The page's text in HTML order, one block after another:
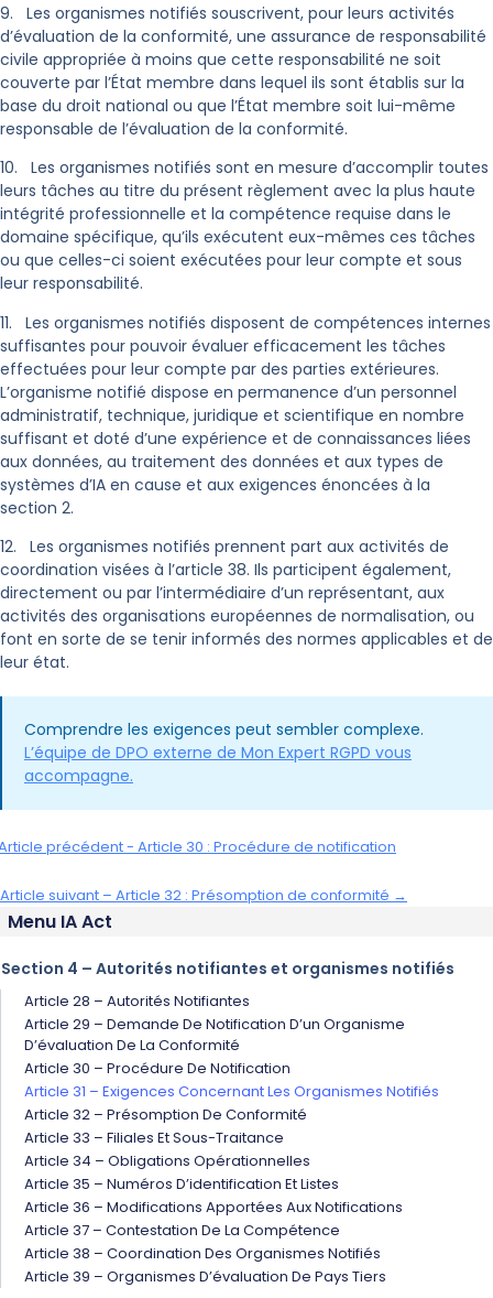
9. Les organismes notifiés souscrivent, pour leurs activités
d’évaluation de la conformité, une assurance de responsabilité
civile appropriée à moins que cette responsabilité ne soit
couverte par l’État membre dans lequel ils sont établis sur la
base du droit national ou que l’État membre soit lui-même
responsable de l’évaluation de la conformité.
10. Les organismes notifiés sont en mesure d’accomplir toutes
leurs tâches au titre du présent règlement avec la plus haute
intégrité professionnelle et la compétence requise dans le
domaine spécifique, qu’ils exécutent eux-mêmes ces tâches
ou que celles-ci soient exécutées pour leur compte et sous
leur responsabilité.
11. Les organismes notifiés disposent de compétences internes
suffisantes pour pouvoir évaluer efficacement les tâches
effectuées pour leur compte par des parties extérieures.
L’organisme notifié dispose en permanence d’un personnel
administratif, technique, juridique et scientifique en nombre
suffisant et doté d’une expérience et de connaissances liées
aux données, au traitement des données et aux types de
systèmes d’IA en cause et aux exigences énoncées à la
section 2.
12. Les organismes notifiés prennent part aux activités de
coordination visées à l’article 38. Ils participent également,
directement ou par l’intermédiaire d’un représentant, aux
activités des organisations européennes de normalisation, ou
font en sorte de se tenir informés des normes applicables et de
leur état.
Comprendre les exigences peut sembler complexe.
L’équipe de DPO externe de Mon Expert RGPD vous
accompagne.
précédent - Article 30 : Procédure de notification
Article suivant – Article 32 : Présomption de conformité →
Menu IA Act
Section 4 – Autorités notifiantes et organismes notifiés
Article 28 – Autorités Notifiantes
Article 29 – Demande De Notification D’un Organisme
D’évaluation De La Conformité
Article 30 – Procédure De Notification
Article 31 – Exigences Concernant Les Organismes Notifiés
Article 32 – Présomption De Conformité
Article 33 – Filiales Et Sous-Traitance
Article 34 – Obligations Opérationnelles
Article 35 – Numéros D’identification Et Listes
Article 36 – Modifications Apportées Aux Notifications
Article 37 – Contestation De La Compétence
Article 38 – Coordination Des Organismes Notifiés
Article 39 – Organismes D’évaluation De Pays Tiers